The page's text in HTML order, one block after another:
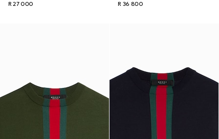
R 27 000
R 36 800